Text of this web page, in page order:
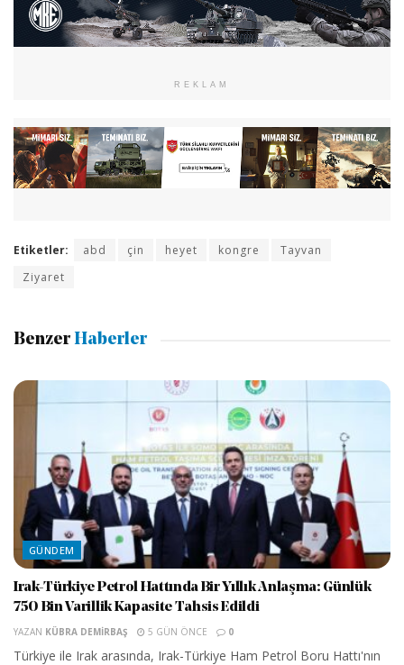
REKLAM
Etiketler: abd çin heyet kongre
Tayvan
Ziyaret
Benzer Haberler
GÜNDEM
Irak-Türkiye Petrol Hattında Bir Yıllık Anlaşma: Günlük
750 Bin Varillik Kapasite Tahsis Edildi
YAZAN KÜBRA DEMIRBAŞ 5 GÜN ÖNCE 0
Türkiye ile Irak arasında, Irak-Türkiye Ham Petrol Boru Hattı'nın